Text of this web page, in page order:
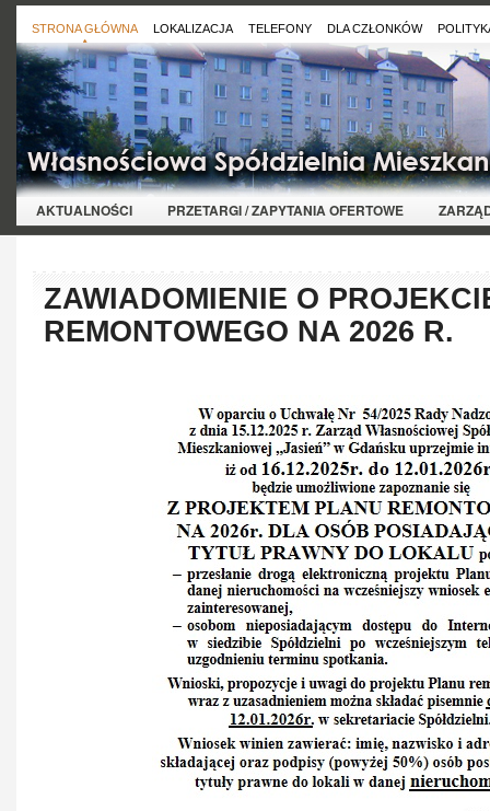
STRONA GŁÓWNA LOKALIZACJA TELEFONY DLA CZŁONKÓW
AKTUALNOŚCI PRZETARGI / ZAPYTANIA OFERTOWE
ZAWIADOMIENIE O
REMONTOWEGO NA 2026 R.